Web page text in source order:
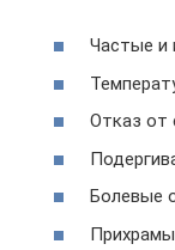
Частые и
Отказ от
Болевые